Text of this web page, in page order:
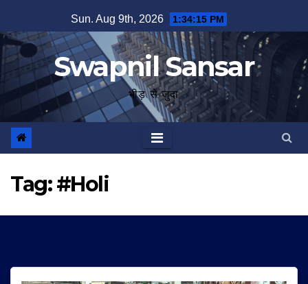
to
content
Sun. Aug 9th, 2026 1:34:16 PM
Swapnil Sansar
भीड़ से जुदा
Tag:#Holi